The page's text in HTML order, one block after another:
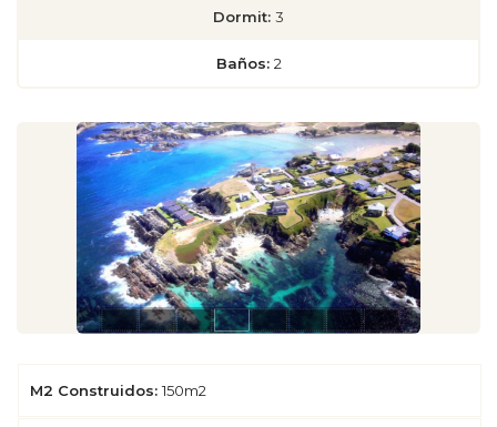
Dormit: 3
Baños: 2
M2 Construidos: 150m2